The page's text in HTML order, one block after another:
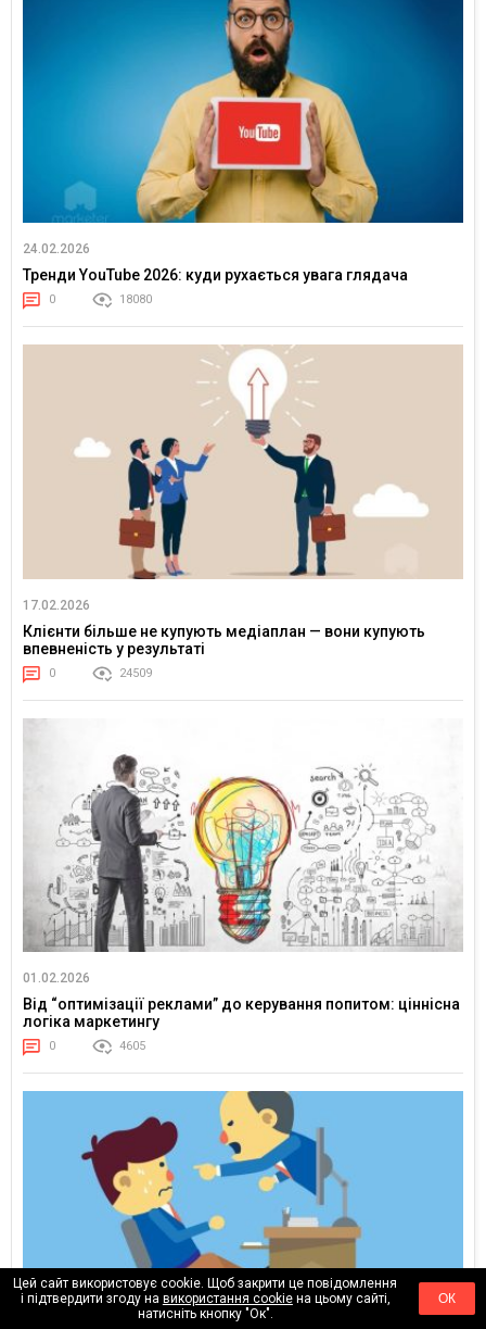
24.02.2026
Тренди YouTube 2026: куди рухається увага глядача
0 18080
17.02.2026
Клієнти більше не купують медіаплан — вони купують
впевненість у результаті
0 24509
01.02.2026
Від “оптимізації реклами” до керування попитом: ціннісна
логіка маркетингу
0 4605
Цей сайт використовує cookie. Щоб закрити це повідомлення
і підтвердити згоду на використання cookieна цьому сайті,
натисніть кнопку "Ок".
ОК